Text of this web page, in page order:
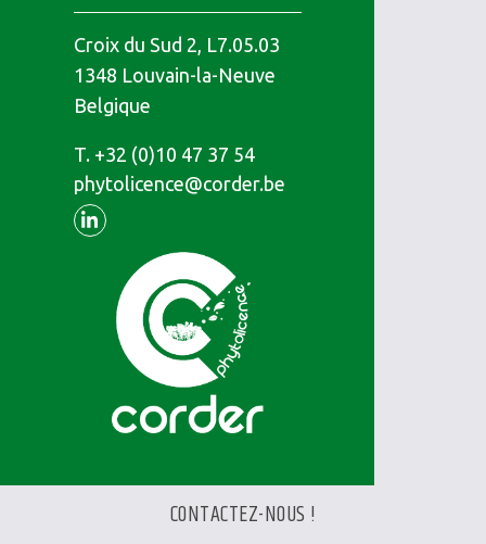
Croix du Sud 2, L7.05.03
1348 Louvain-la-Neuve
Belgique
T.Téléphone
+32 (0)10 47 37 54
phytolicence@corder.be
Linkedin
CONTACTEZ-NOUS !